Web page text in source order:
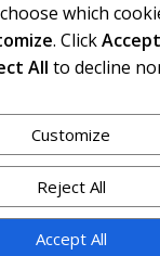
which
. Click
All to decline
Customize
Reject All
Accept All